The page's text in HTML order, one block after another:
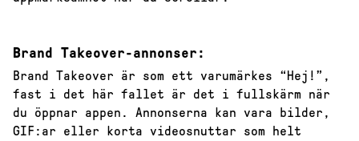
Brand Takeover-annonser:
Brand Takeover är som ett varumärkes “Hej!”,
fast i det här fallet är det i fullskärm när
du öppnar appen. Annonserna kan vara bilder,
GIF:ar eller korta videosnuttar som helt